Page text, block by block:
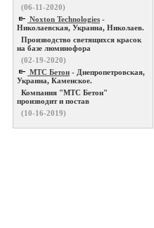
(06-11-2020)
Noxton Technologies -
Николаевская, Украина, Николаев.
Производство светящихся красок
на базе люминофора
(02-19-2020)
МТС Бетон - Днепропетровская,
Украина, Каменское.
Компания "МТС Бетон"
производит и постав
(10-16-2019)